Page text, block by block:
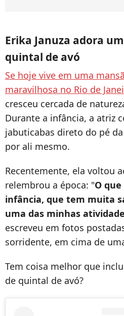
Erika Januza adora
quintal de avó
Se hoje vive em uma
maravilhosa no Rio de
cresceu cercada de
Durante a infância, a atriz
jabuticabas direto do pé
por ali mesmo.
Recentemente, ela voltou
relembrou a época: "O
infância, que tem muita
uma das minhas
escreveu em fotos
sorridente, em cima de
Tem coisa melhor que
de quintal de avó?